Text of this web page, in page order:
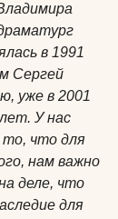
в 1991
Сергей
уже в 2001
У нас
то, что для
нам важно
деле, что
для